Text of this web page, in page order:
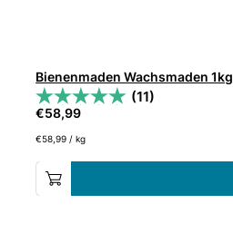
Bienenmaden Wachsmaden 1kg
(11)
€58,99
€58,99 /kg